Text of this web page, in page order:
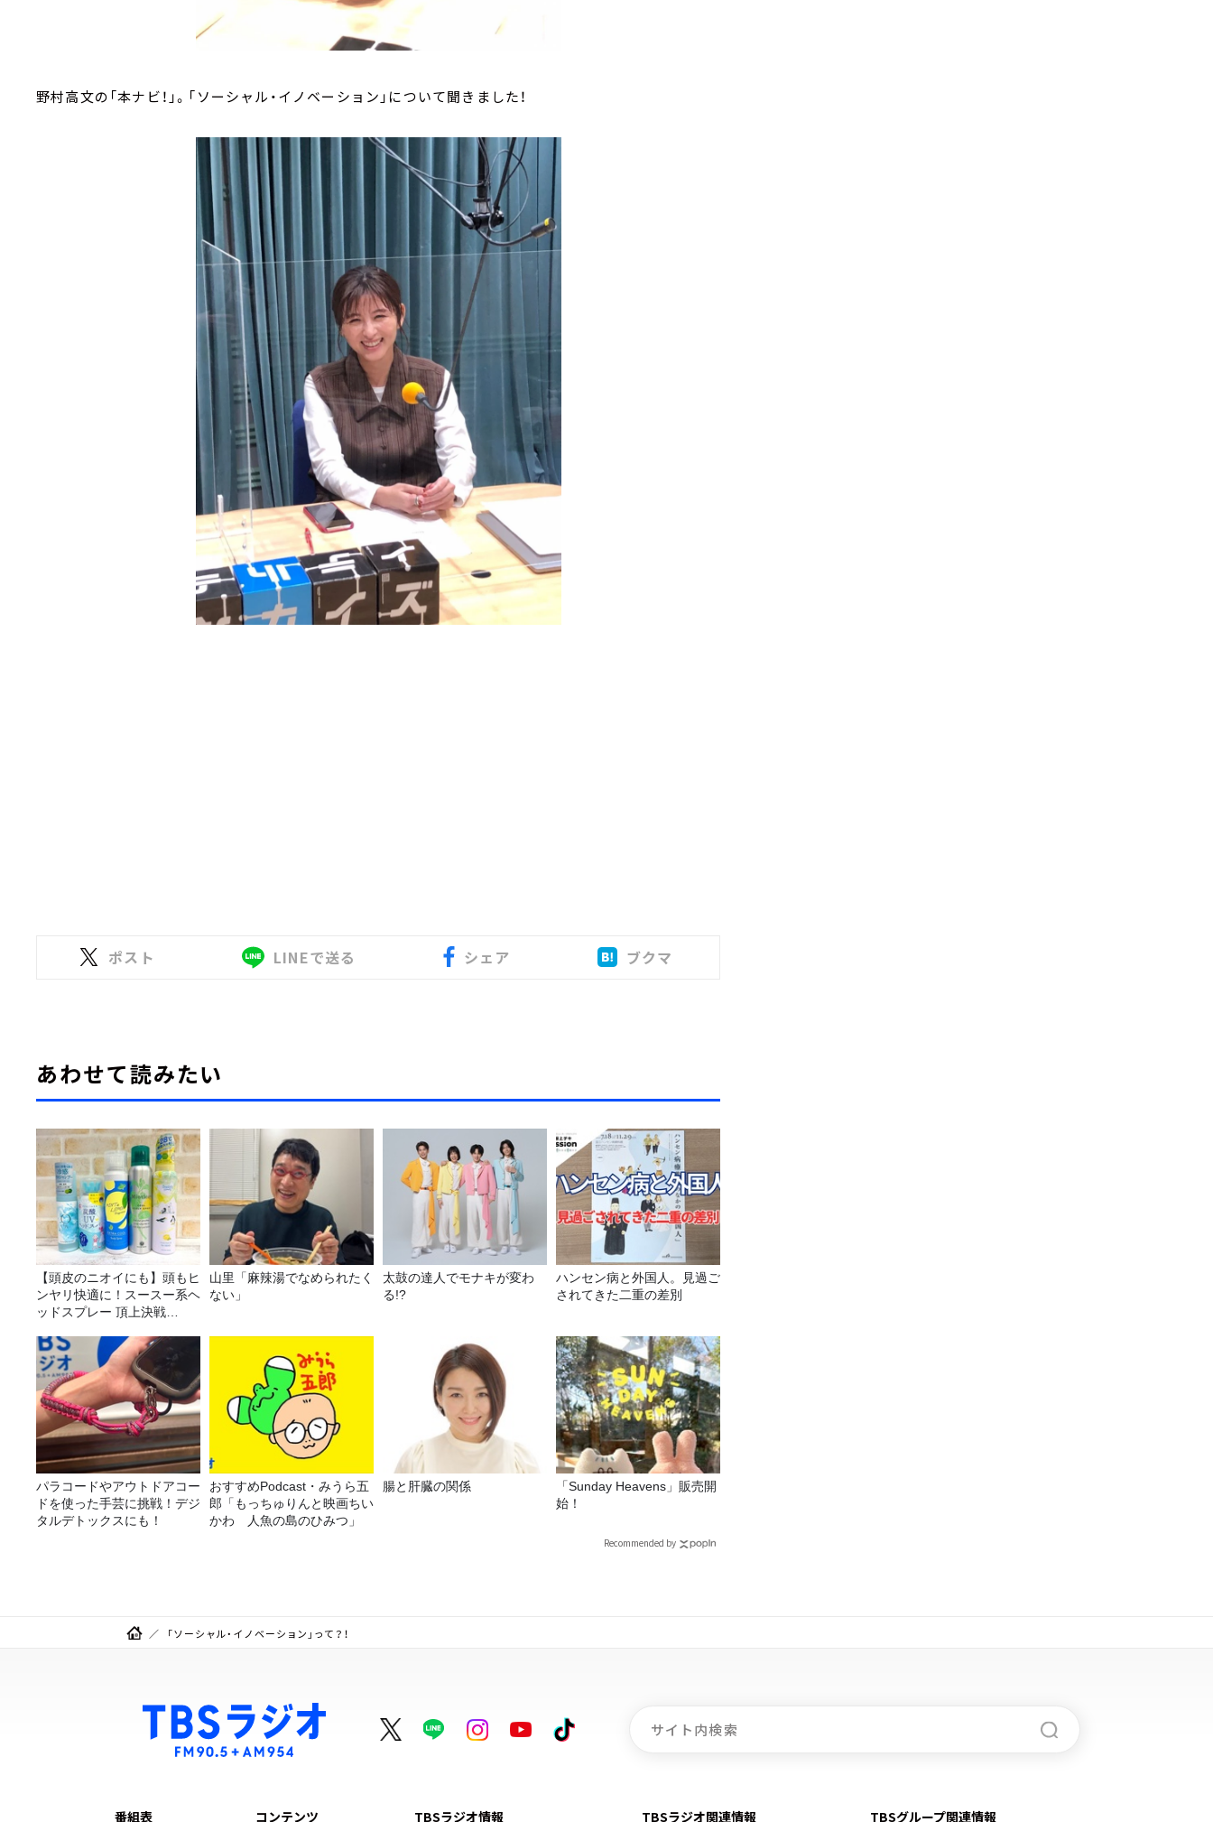
野村高文の「本ナビ！」。「ソーシャル・イノベーション」について聞きました！
ポスト LINEで送る シェア ブクマ
あわせて読みたい
【頭皮のニオイにも】頭もヒ
ンヤリ快適に！スースー系ヘ
ッドスプレー 頂上決戦
山里「麻辣湯でなめられたく
ない」
太鼓の達人でモナキが変わ
る!?
ハンセン病と外国人。見過ご
されてきた二重の差別
パラコードやアウトドアコー
ドを使った手芸に挑戦！デジ
タルデトックスにも！
おすすめPodcast・みうら五
郎「もっちゅりんと映画ちい
かわ 人魚の島のひみつ」
腸と肝臓の関係
「Sunday Heavens」販売開
始！
Recommended by
「ソーシャル・イノベーション」って？！
番組表 コンテンツ TBSラジオ情報 TBSラジオ関連情報 TBSグループ関連情報